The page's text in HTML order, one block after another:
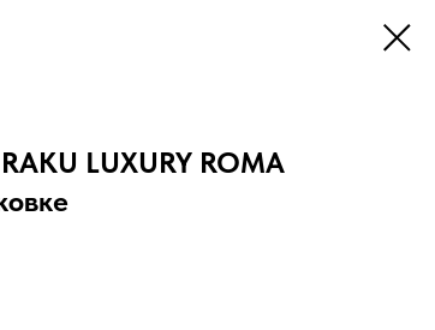
LUXURY ROMA